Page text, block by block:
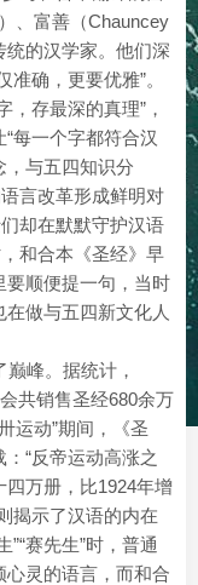
、富善（Chauncey
的汉学家。他们深
确，更要优雅”。
，存最深的真理”，
每一个字都符合汉
，与五四知识分
言改革形成鲜明对
却在默默守护汉语
和合本《圣经》早
要顺便提一句，当时
做与五四新文化人
峰。据统计，
共销售圣经680余万
运动”期间，《圣
“反帝运动高涨之
万册，比1924年增
揭示了汉语的内在
赛先生”时，普通
灵的语言，而和合